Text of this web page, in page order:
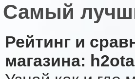
Самый
Рейтинг и
магазина: